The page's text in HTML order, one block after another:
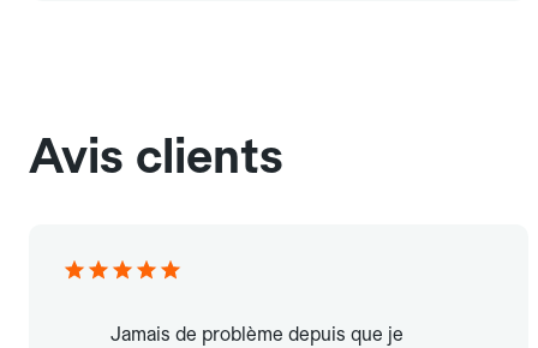
Avis clients
Jamais de problème depuis que je